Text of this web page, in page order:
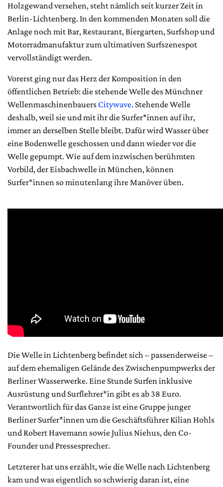
Holzgewand versehen, steht nämlich seit kurzer Zeit in
Berlin-Lichtenberg. In den kommenden Monaten soll die
Anlage noch mit Bar, Restaurant, Biergarten, Surfshop und
Motorradmanufaktur zum ultimativen Surfszenespot
vervollständigt werden.
Vorerst ging nur das Herz der Komposition in den
öffentlichen Betrieb: die stehende Welle des Münchner
Wellenmaschinenbauers Citywave. Stehende Welle
deshalb, weil sie und mit ihr die Surfer*innen auf ihr,
immer an derselben Stelle bleibt. Dafür wird Wasser über
eine Bodenwelle geschossen und dann wieder vor die
Welle gepumpt. Wie auf dem inzwischen berühmten
Vorbild, der Eisbachwelle in München, können
Surfer*innen so minutenlang ihre Manöver üben.
Die Welle in Lichtenberg befindet sich – passenderweise –
auf dem ehemaligen Gelände des Zwischenpumpwerks der
Berliner Wasserwerke. Eine Stunde Surfen inklusive
Ausrüstung und Surflehrer*in gibt es ab 38 Euro.
Verantwortlich für das Ganze ist eine Gruppe junger
Berliner Surfer*innen um die Geschäftsführer Kilian Hohls
und Robert Havemann sowie Julius Niehus, den Co-
Founder und Pressesprecher.
Letzterer hat uns erzählt, wie die Welle nach Lichtenberg
kam und was eigentlich so schwierig daran ist, eine